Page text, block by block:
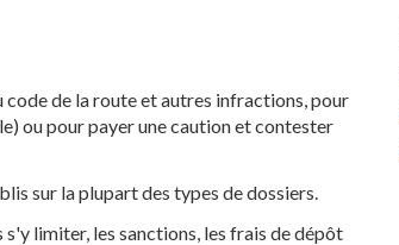
de la route et autres infractions, pour
ou pour payer une caution et contester
sur la plupart des types de dossiers.
limiter, les sanctions, les frais de dépôt